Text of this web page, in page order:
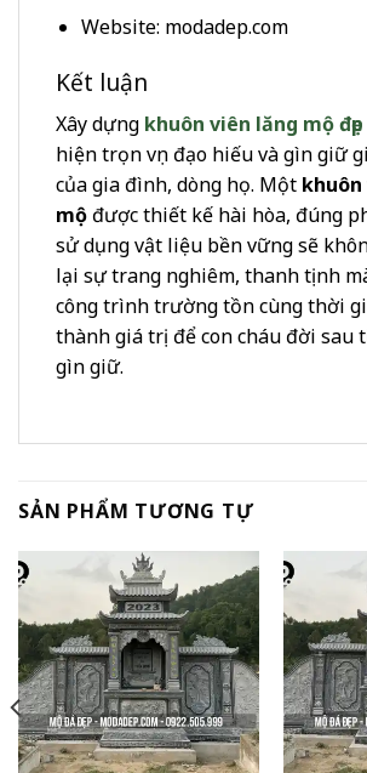
Website: modadep.com
Kết luận
Xây dựng khuôn viên lăng mộ đẹp
hiện trọn vẹn đạo hiếu và gìn giữ
của gia đình, dòng họ. Một
mộđược thiết kế hài hòa, đúng
sử dụng vật liệu bền vững sẽ
lại sự trang nghiêm, thanh tịnh
công trình trường tồn cùng thời
thành giá trị để con cháu đời sau
gìn giữ.
SẢN PHẨM TƯƠNG TỰ